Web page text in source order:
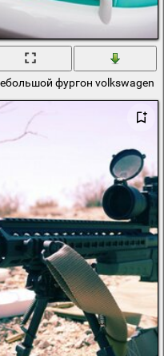
фургон volkswagen